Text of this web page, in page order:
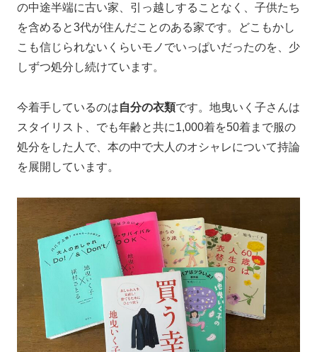
の中途半端に古い家、引っ越しすることなく、子供たち
を含めると3代が住んだことのある家です。どこもかし
こも信じられないくらいモノでいっぱいだったのを、少
しずつ処分し続けています。
今着手しているのは自分の衣類です。地曳いく子さんは
スタイリスト、でも年齢と共に1,000着を50着まで服の
処分をした人で、本の中で大人のオシャレについて持論
を展開しています。